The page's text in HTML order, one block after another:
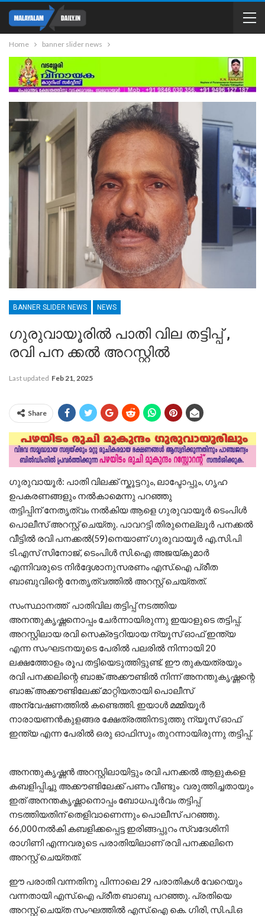
Home banner slider news
BANNER SLIDER NEWS NEWS
ഗുരുവായൂരിൽ പാതി വില തട്ടിപ്പ് ,
രവി പന ക്കൽ അറസ്റ്റിൽ
Last updated Feb 21, 2025
Share
ഗുരുവായൂർ: പാതി വിലക്ക് സ്കൂട്ടറും, ലാപ്ടോപ്പും, ഗൃഹ
ഉപകരണങ്ങളും നൽകാമെന്നു പറഞ്ഞു
തട്ടിപ്പിന് നേതൃത്വം നൽകിയ ആളെ ഗുരുവായൂർ ടെംപിൾ
പൊലീസ് അറസ്റ്റ് ചെയ്തു. പാവറട്ടി തിരുനെല്ലൂർ പനക്കൽ
വീട്ടിൽ രവി പനക്കൽ(59)നെയാണ് ഗുരുവായൂർ എ.സി.പി
ടി.എസ് സിനോജ്, ടെംപിൾ സി.ഐ അജയ്കുമാർ
എന്നിവരുടെ നിർദ്ദേശാനുസരണം എസ്.ഐ പ്രീത
ബാബുവിന്റെ നേതൃത്വത്തിൽ അറസ്റ്റ് ചെയ്തത്.
സംസ്ഥാനത്ത് പാതിവില തട്ടിപ്പ് നടത്തിയ
അനന്തുകൃഷ്ണനൊപ്പം ചേർന്നായിരുന്നു ഇയാളുടെ തട്ടിപ്പ്.
അറസ്റ്റിലായ രവി സെക്രട്ടറിയായ ന്യൂസ്‌ ഓഫ് ഇന്ത്യ
എന്ന സംഘടനയുടെ പേരിൽ പലരിൽ നിന്നായി 20
ലക്ഷത്തോളം രൂപ തട്ടിയെടുത്തിട്ടുണ്ട്. ഈ തുകയത്രയും
രവി പനക്കലിന്റെ ബാങ്ക് അക്കൗണ്ടിൽ നിന്ന് അനന്തുകൃഷ്ണന്റെ
ബാങ്ക് അക്കൗണ്ടിലേക്ക്‌ മാറ്റിയതായി പൊലീസ്
അന്വേഷണത്തിൽ കണ്ടെത്തി. ഇയാൾ മമ്മിയൂർ
നാരായണൻകുളങ്ങര ക്ഷേത്രത്തിനടുത്തു ന്യൂസ്‌ ഓഫ്
ഇന്ത്യ എന്ന പേരിൽ ഒരു ഓഫിസും തുറന്നായിരുന്നു തട്ടിപ്പ്.
അനന്തുകൃഷ്ണൻ അറസ്റ്റിലായിട്ടും രവി പനക്കൽ ആളുകളെ
കബളിപ്പിച്ചു അക്കൗണ്ടിലേക്ക് പണം വീണ്ടും വരുത്തിച്ചതായും
ഇത് അനന്തകൃഷ്ണാനൊപ്പം ബോധപൂർവം തട്ടിപ്പ്
നടത്തിയതിന് തെളിവാണെന്നും പൊലീസ് പറഞ്ഞു.
66,000നൽകി കബളിക്കപ്പെട്ട ഇരിങ്ങപ്പുറം സ്വദേശിനി
രാഗിണി എന്നവരുടെ പരാതിയിലാണ് രവി പനക്കലിനെ
അറസ്റ്റ് ചെയ്തത്.
ഈ പരാതി വന്നതിനു പിന്നാലെ 29 പരാതികൾ വേറെയും
വന്നതായി എസ്.ഐ പ്രീത ബാബു പറഞ്ഞു. പ്രതിയെ
അറസ്റ്റ് ചെയ്ത സംഘത്തിൽ എസ്.ഐ കെ. ഗിരി, സി.പി.ഒ